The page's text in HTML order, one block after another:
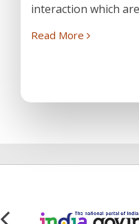
interaction which
Read More